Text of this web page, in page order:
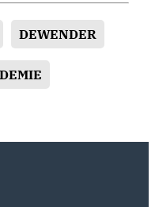
DEWENDER